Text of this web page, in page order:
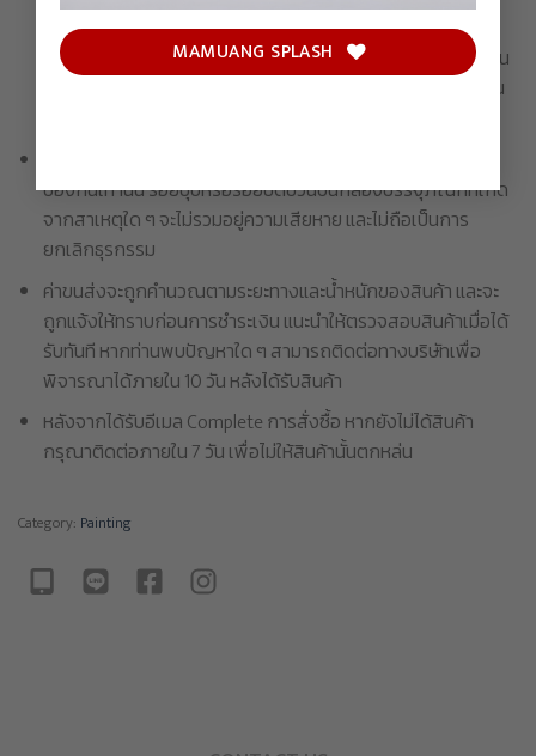
MAMUANG SPLASH
การจัดส่งได้ภายในกรอบเวลาที่กำหนด อาจเกิดการตคลาด
เคลื่อนอันเนื่องมาจากกระบวนการผลิต ซึ่งบริษัทจะแจ้งให้ทุกท่าน
ทราบหากเกิดเหตุสุดวิสัยเช่นนั้น โดยขอสงวนสิทธิ์ในการเปลี่ยน
ป้องกันเท่านั้น รอยบุบหรือรอยขีดข่วนบนกล่องบรรจุภัณฑ์ที่เกิด
จากสาเหตุใด ๆ จะไม่รวมอยู่ความเสียหาย และไม่ถือเป็นการ
ยกเลิกธุรกรรม
ค่าขนส่งจะถูกคำนวณตามระยะทางและน้ำหนักของสินค้า และจะ
ถูกแจ้งให้ทราบก่อนการชำระเงิน แนะนำให้ตรวจสอบสินค้าเมื่อได้
รับทันที หากท่านพบปัญหาใด ๆ สามารถติดต่อทางบริษัทเพื่อ
พิจารณาได้ภายใน 10 วัน หลังได้รับสินค้า
หลังจากได้รับอีเมล Complete การสั่งซื้อ หากยังไม่ได้สินค้า
กรุณาติดต่อภายใน 7 วัน เพื่อไม่ให้สินค้านั้นตกหล่น
Category: Painting